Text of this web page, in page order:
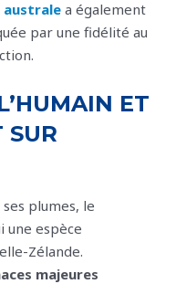
australe a également
par une fidélité au
ET
SUR
plumes, le
une espèce
Zélande.
majeures